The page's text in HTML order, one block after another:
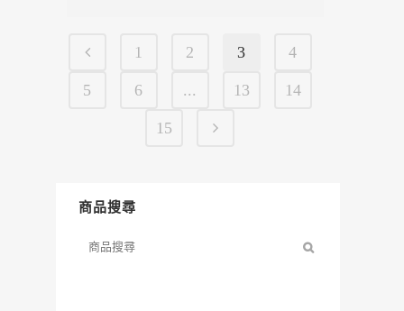
1 2 3 4
5 6 ... 13 14
15
商品搜尋